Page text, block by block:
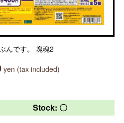
んです。 塊魂2
yen (tax included)
Stock: 〇